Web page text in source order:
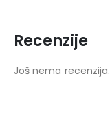
Recenzije
Još nema recenzija.